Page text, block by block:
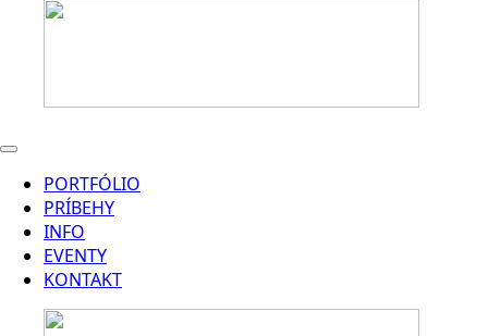
PORTFÓLIO
PRÍBEHY
INFO
EVENTY
KONTAKT